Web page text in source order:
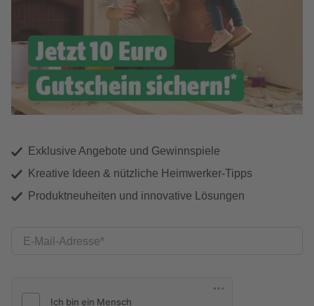
Exklusive Angebote und Gewinnspiele
Kreative Ideen & nützliche Heimwerker-Tipps
Produktneuheiten und innovative Lösungen
E-Mail-Adresse